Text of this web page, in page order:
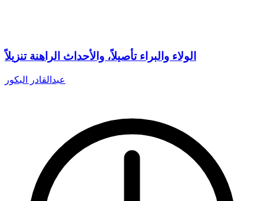
الولاء والبراء تأصيلاً، والأحداث الراهنة تنزيلاً
عبدالقادر البكور